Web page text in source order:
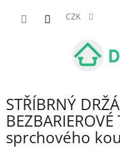
CZK
STŘÍBRNÝ
sprchového